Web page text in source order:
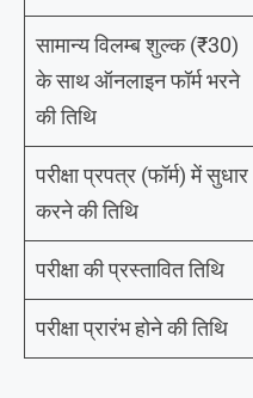
सामान्य विलम्ब शुल्क (₹30)
के साथ ऑनलाइन फॉर्म भरने
की तिथि
परीक्षा प्रपत्र (फॉर्म) में सुधार
करने की तिथि
परीक्षा की प्रस्तावित तिथि
परीक्षा प्रारंभ होने की तिथि